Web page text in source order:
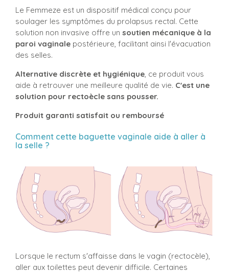
Le Femmeze est un dispositif médical conçu pour
soulager les symptômes du prolapsus rectal. Cette
solution non invasive offre un soutien mécanique à la
paroi vaginale postérieure, facilitant ainsi l'évacuation
des selles.
Alternative discrète et hygiénique, ce produit vous
aide à retrouver une meilleure qualité de vie. C'est une
solution pour rectoècle sans pousser.
Produit garanti satisfait ou remboursé
Comment cette baguette vaginale aide à aller à
la selle ?
Lorsque le rectum s'affaisse dans le vagin (rectocèle),
aller aux toilettes peut devenir difficile. Certaines